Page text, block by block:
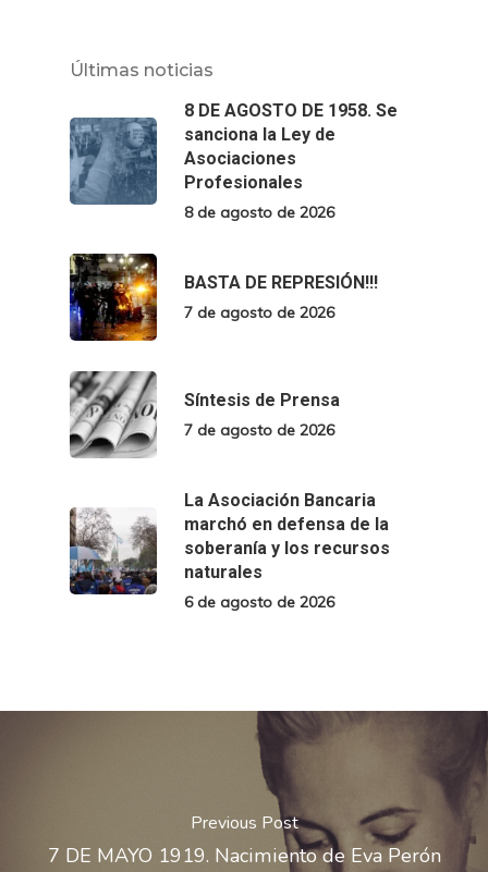
Últimas noticias
8 DE AGOSTO DE 1958. Se
sanciona la Ley de
Asociaciones
Profesionales
8 de agosto de 2026
BASTA DE REPRESIÓN!!!
7 de agosto de 2026
Síntesis de Prensa
7 de agosto de 2026
La Asociación Bancaria
marchó en defensa de la
soberanía y los recursos
naturales
6 de agosto de 2026
Previous Post
7 DE MAYO 1919. Nacimiento de Eva Perón